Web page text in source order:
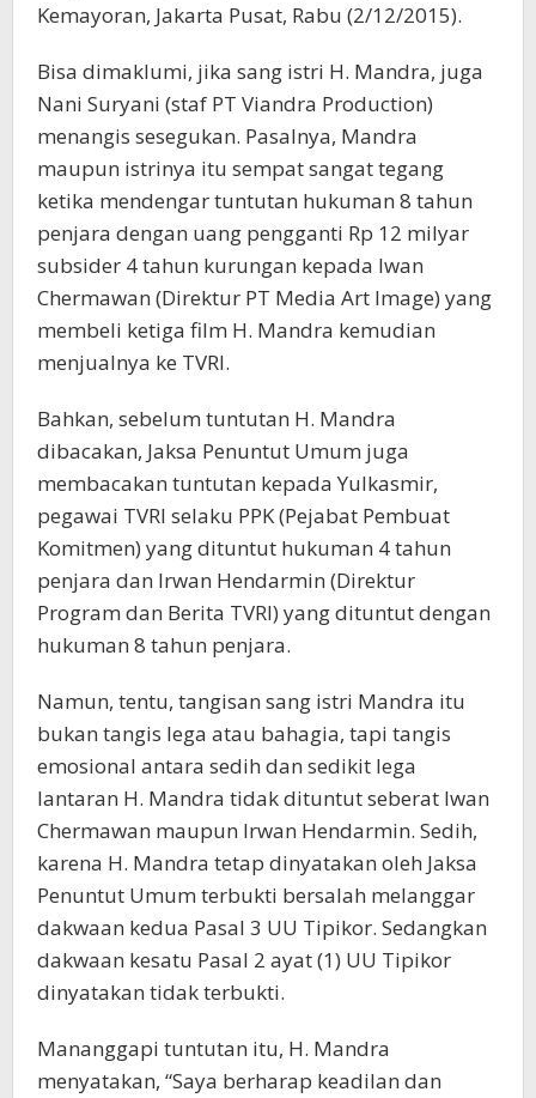
Kemayoran, Jakarta Pusat, Rabu (2/12/2015).
Bisa dimaklumi, jika sang istri H. Mandra, juga
Nani Suryani (staf PT Viandra Production)
menangis sesegukan. Pasalnya, Mandra
maupun istrinya itu sempat sangat tegang
ketika mendengar tuntutan hukuman 8 tahun
penjara dengan uang pengganti Rp 12 milyar
subsider 4 tahun kurungan kepada Iwan
Chermawan (Direktur PT Media Art Image) yang
membeli ketiga film H. Mandra kemudian
menjualnya ke TVRI.
Bahkan, sebelum tuntutan H. Mandra
dibacakan, Jaksa Penuntut Umum juga
membacakan tuntutan kepada Yulkasmir,
pegawai TVRI selaku PPK (Pejabat Pembuat
Komitmen) yang dituntut hukuman 4 tahun
penjara dan Irwan Hendarmin (Direktur
Program dan Berita TVRI) yang dituntut dengan
hukuman 8 tahun penjara.
Namun, tentu, tangisan sang istri Mandra itu
bukan tangis lega atau bahagia, tapi tangis
emosional antara sedih dan sedikit lega
lantaran H. Mandra tidak dituntut seberat Iwan
Chermawan maupun Irwan Hendarmin. Sedih,
karena H. Mandra tetap dinyatakan oleh Jaksa
Penuntut Umum terbukti bersalah melanggar
dakwaan kedua Pasal 3 UU Tipikor. Sedangkan
dakwaan kesatu Pasal 2 ayat (1) UU Tipikor
dinyatakan tidak terbukti.
Mananggapi tuntutan itu, H. Mandra
menyatakan, “Saya berharap keadilan dan